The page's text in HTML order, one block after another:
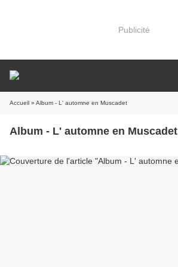
Publicité
Accueil » Album - L' automne en Muscadet
Album - L' automne en Muscadet